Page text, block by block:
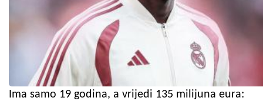
Ima samo 19 godina, a vrijedi 135 milijuna eura: